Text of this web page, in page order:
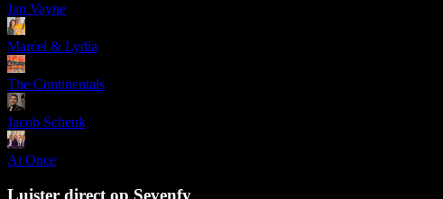
Jan Vayne
Marcel & Lydia
The Continentals
Jacob Schenk
At Once
Luister direct op Sevenfy